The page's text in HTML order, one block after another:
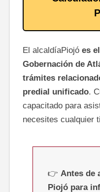
El alcaldíaPiojóes
Gobernación de
trámites
predial unificado.
capacitado para
necesites cualquier
👉 Antes de
Piojó para